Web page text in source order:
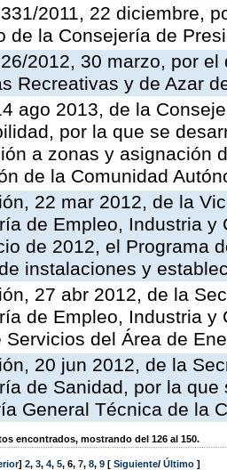
2011, 22 diciembre,
de la Consejería de
2012, 30 marzo, por
Recreativas y de Azar
ago 2013, de la
por la que se
a zonas y asignación
de la Comunidad
22 mar 2012, de la
de Empleo, Industria
de 2012, el Programa
instalaciones y
27 abr 2012, de la
de Empleo, Industria
Servicios del Área de
20 jun 2012, de la
de Sanidad, por la
General Técnica de la
encontrados, mostrando del 126 al 150.
] 2, 3, 4, 5, 6, 7, 8, 9 [ Siguiente/ Último ]